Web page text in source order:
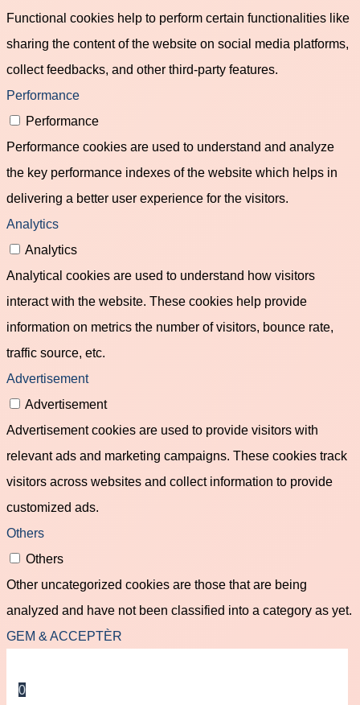
Functional cookies help to perform certain functionalities like
sharing the content of the website on social media platforms,
collect feedbacks, and other third-party features.
Performance
Performance
Performance cookies are used to understand and analyze
the key performance indexes of the website which helps in
delivering a better user experience for the visitors.
Analytics
Analytics
Analytical cookies are used to understand how visitors
interact with the website. These cookies help provide
information on metrics the number of visitors, bounce rate,
traffic source, etc.
Advertisement
Advertisement
Advertisement cookies are used to provide visitors with
relevant ads and marketing campaigns. These cookies track
visitors across websites and collect information to provide
customized ads.
Others
Others
Other uncategorized cookies are those that are being
analyzed and have not been classified into a category as yet.
GEM & ACCEPTÈR
0